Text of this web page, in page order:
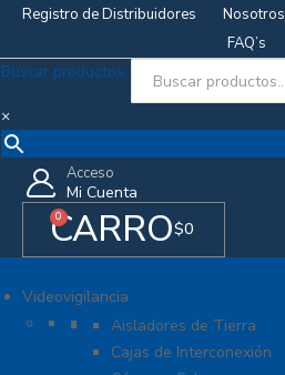
Registro de Distribuidores Nosotros
FAQ’s
Buscar productos..
×
Acceso
Mi Cuenta
$0
0
CARRO
Videovigilancia
Accesorios generales
Aisladores de Tierra
Cajas de Interconexión